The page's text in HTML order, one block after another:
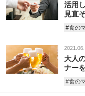
活用
見直
#食の
大人
ナー
#食の